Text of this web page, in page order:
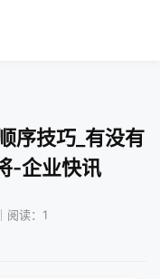
序技巧_有没有
-企业快讯
阅读：1